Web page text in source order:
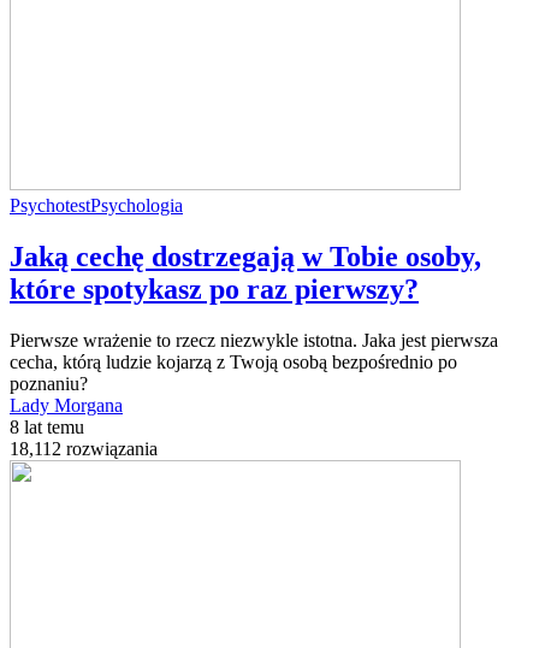
PsychotestPsychologia
Jaką cechę dostrzegają w Tobie osoby,
które spotykasz po raz pierwszy?
Pierwsze wrażenie to rzecz niezwykle istotna. Jaka jest pierwsza
cecha, którą ludzie kojarzą z Twoją osobą bezpośrednio po
poznaniu?
Lady Morgana
8 lat temu
18,112 rozwiązania